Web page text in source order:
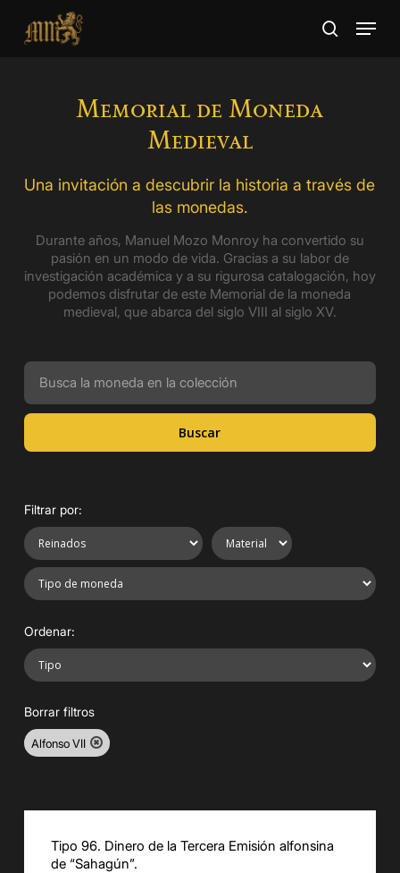
main
search
Menu
Memorial de Moneda
Medieval
Una invitación a descubrir la historia a través de
las monedas.
Durante años, Manuel Mozo Monroy ha convertido su
pasión en un modo de vida. Gracias a su labor de
investigación académica y a su rigurosa catalogación, hoy
podemos disfrutar de este Memorial de la moneda
medieval, que abarca del siglo VIII al siglo XV.
Buscar
Filtrar por:
Ordenar:
Borrar filtros
Alfonso VII
Tipo 96. Dinero de la Tercera Emisión alfonsina
de “Sahagún”.